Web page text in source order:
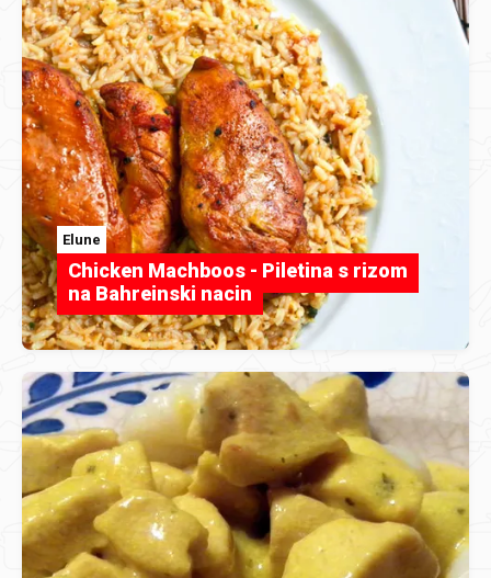
Elune
Chicken Machboos - Piletina s rizom
na Bahreinski nacin